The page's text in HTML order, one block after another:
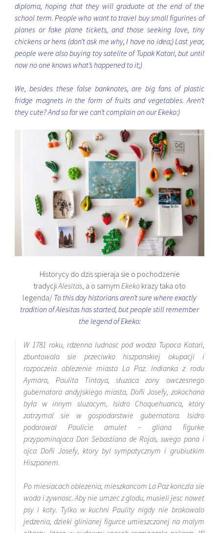
diploma, hoping that they will graduate at the end of the
school term. People who want to travel buy small figurines of
planes or fake plane tickets, and those seeking love, tiny
chickens or hens (don’t ask me why, I have no idea;) Last year,
people were also buying toy satelite of Tupak Katari, but until
now no one knows what’s happened to it;)
We, besides these false banknotes, are big fans of plastic
fridge magnets in the form of fruits and vegetables. Aren’t
they cute? And so far we can’t complain on our Ekeko:)
Historycy do dzis spieraja sie o pochodzenie
tradycjiAlesitas, a o samym Ekeko krazy taka oto
legenda/ To this day historians aren’t sure where exactly
tradition of Alesitas has started, but people still remember
the legend of Ekeko:
W 1781 roku, rdzenna ludnosc pod wodza Tupaca Katari,
zbuntowala sie przeciwko hiszpanskiej okupacji i
rozpoczela oblezenie miasta La Paz. Indianka z rodu
Aymara, Paulita Tintaya, słuzaca zony owczesnego
gubernatora andyjskiego miasta, Doñi Josefy, zakochana
była w innym sluzacym, Isidro Choquehuanca, ktory
zatrzymal sie w gospodarstwie gubernatora. Isidro
podarowal Paulicie amulet – gliana figurke
przypominajaca Don Sebastiana de Rojas, swego pana i
ojca Doñi Josefy, ktory byl sympatycznym i grubiutkim
Hiszpanem.
Po miesiacach oblezenia, mieszkancom La Paz konczla sie
woda i zywnosc. Aby nie umzec z glodu, musieli jesc nawet
psy i koty. Tylko w kuchni Paulity nigdy nie brakowalo
jedzenia, dzieki glinianej figurce umieszczonej na malym